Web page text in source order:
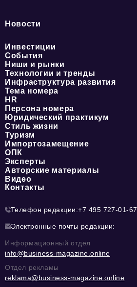
Новости
Инвестиции
События
Ниши и рынки
Технологии и тренды
Инфраструктура развития
Тема номера
HR
Персона номера
Юридический практикум
Стиль жизни
Туризм
Импортозамещение
ОПК
Эксперты
Авторские материалы
Видео
Контакты
Телефон редакции:+7 495 727-01-67
Электронные почты редакции:
Информационный отдел
info@business-magazine.online
Отдел рекламы
reklama@business-magazine.online